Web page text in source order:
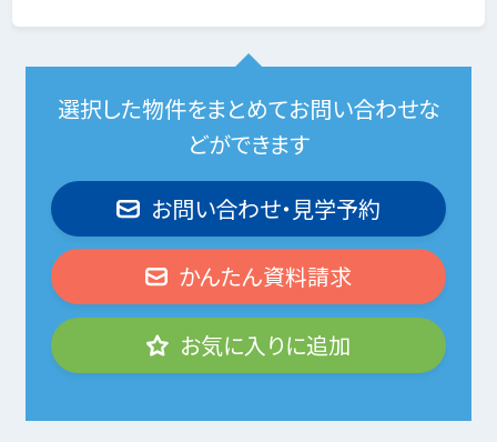
選択した物件をまとめてお問い合わせな
どができます
お問い合わせ・見学予約
かんたん資料請求
お気に入りに追加